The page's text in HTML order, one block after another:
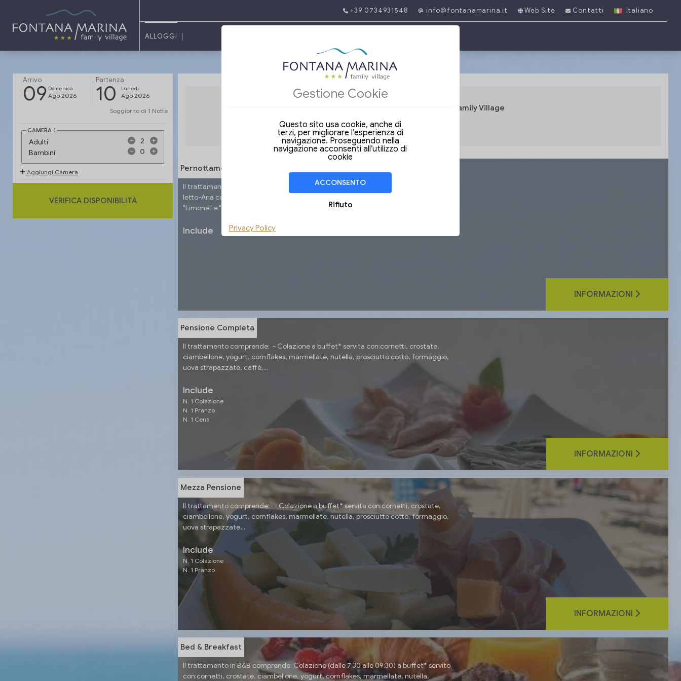
+39 0734931548 info@fontanamarina.it Web Site Contatti Italiano
ALLOGGI
Arrivo
09 Domenica
Ago 2026
Partenza
10 Lunedi
Ago 2026
Soggiorno di 1 Notte
CAMERA 1
Adulti
Bambini
Aggiungi Camera
VERIFICA DISPONIBILITÀ
Benvenuto al Fontana Marina Family Village
Pernottamento
Il trattamento comprende-Alloggio-Fornitura iniziale della biancheria da bagno e da
letto-Aria condizionata (Nota: l'aria condizionata non è presente negli appartamenti
"Limone" e "Arancio", ubicati...
Include
INFORMAZIONI
Pensione Completa
Il trattamento comprende: - Colazione a buffet* servita con:cornetti, crostate,
ciambellone, yogurt, cornflakes, marmellate, nutella, prosciutto cotto, formaggio,
uova strapazzate, caffè,...
Include
N. 1 Colazione
N. 1 Pranzo
N. 1 Cena
INFORMAZIONI
Mezza Pensione
Il trattamento comprende: - Colazione a buffet* servita con:cornetti, crostate,
ciambellone, yogurt, cornflakes, marmellate, nutella, prosciutto cotto, formaggio,
uova strapazzate,...
Include
N. 1 Colazione
N. 1 Pranzo
INFORMAZIONI
Bed & Breakfast
Il trattamento in B&B comprende: Colazione (dalle 7:30 alle 09:30) a buffet* servito
con:cornetti, crostate, ciambellone, yogurt, cornflakes, marmellate, nutella,
Gestione Cookie
Questo sito usa cookie, anche di
terzi, per migliorare l’esperienza di
navigazione. Proseguendo nella
navigazione acconsenti all’utilizzo di
cookie
ACCONSENTO
Rifiuto
Privacy Policy